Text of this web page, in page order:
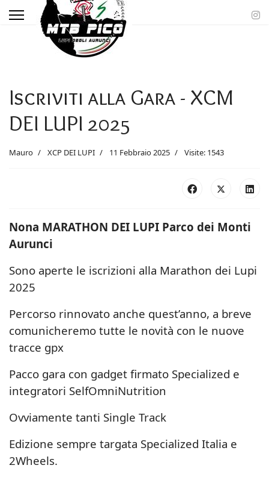
Iscriviti alla Gara - XCM
DEI LUPI 2025
Mauro XCP DEI LUPI 11 Febbraio 2025 Visite: 1543
Nona MARATHON DEI LUPI Parco dei Monti
Aurunci
Sono aperte le iscrizioni alla Marathon dei Lupi
2025
Percorso rinnovato anche quest’anno, a breve
comunicheremo tutte le novità con le nuove
tracce gpx
Pacco gara con gadget firmato Specialized e
integratori SelfOmniNutrition
Ovviamente tanti Single Track
Edizione sempre targata Specialized Italia e
2Wheels.